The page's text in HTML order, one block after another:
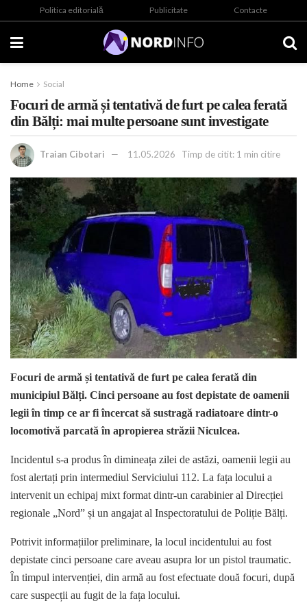
Politica editorială Publicitate Contacte
Home Social
Focuri de armă și tentativă de furt pe calea ferată
din Bălți: mai multe persoane sunt investigate
Traian Cibotari 11.05.2026 Timp de citit: 1 min citire
Focuri de armă și tentativă de furt pe calea ferată din
municipiul Bălți. Cinci persoane au fost depistate de oamenii
legii în timp ce ar fi încercat să sustragă radiatoare dintr-o
locomotivă parcată în apropierea străzii Niculcea.
Incidentul s-a produs în dimineața zilei de astăzi, oamenii legii au
fost alertați prin intermediul Serviciului 112. La fața locului a
intervenit un echipaj mixt format dintr-un carabinier al Direcției
regionale „Nord” și un angajat al Inspectoratului de Poliție Bălți.
Potrivit informațiilor preliminare, la locul incidentului au fost
depistate cinci persoane care aveau asupra lor un pistol traumatic.
În timpul intervenției, din armă au fost efectuate două focuri, după
care suspecții au fugit de la fața locului.